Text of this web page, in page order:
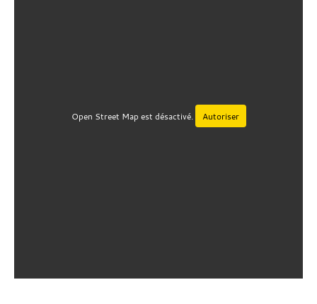
Open Street Map est désactivé. Autoriser